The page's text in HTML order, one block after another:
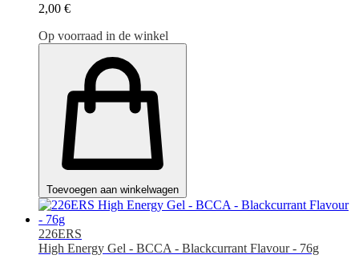
2,00 €
Op voorraad in de winkel
Toevoegen aan winkelwagen
226ERS
High Energy Gel - BCCA - Blackcurrant Flavour - 76g